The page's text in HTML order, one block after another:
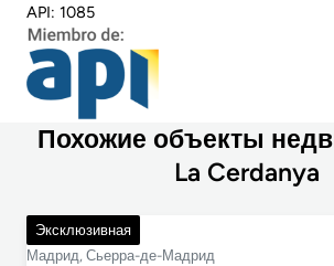
API: 1085
Похожие объекты
La Cerdanya
Эксклюзивная
1 200 000 €
Мадрид, Сьерра-де-Мадрид